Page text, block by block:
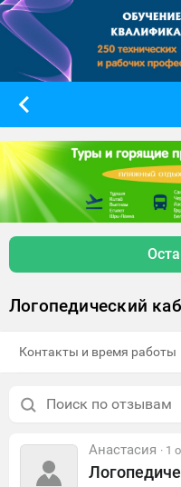
Логопедический
Контакты и время работы
Анастасия · 1